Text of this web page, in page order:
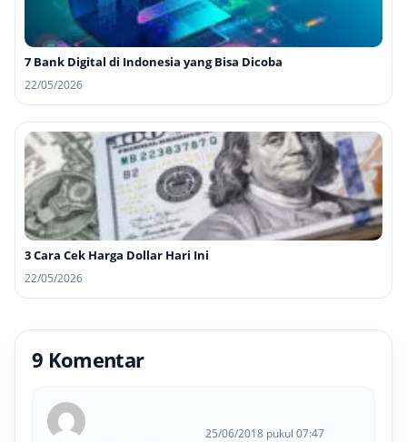
7 Bank Digital di Indonesia yang Bisa Dicoba
22/05/2026
3 Cara Cek Harga Dollar Hari Ini
22/05/2026
9 Komentar
25/06/2018 pukul 07:47